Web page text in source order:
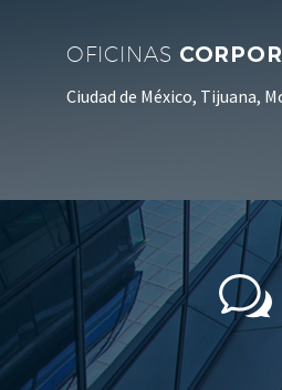
OFICINAS
Ciudad de México, Tijuana,
w
w